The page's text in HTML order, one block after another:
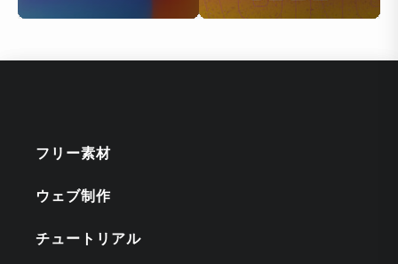
フリー素材
ウェブ制作
チュートリアル